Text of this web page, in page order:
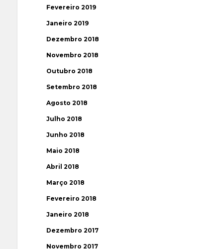
Fevereiro 2019
Janeiro 2019
Dezembro 2018
Novembro 2018
Outubro 2018
Setembro 2018
Agosto 2018
Julho 2018
Junho 2018
Maio 2018
Abril 2018
Março 2018
Fevereiro 2018
Janeiro 2018
Dezembro 2017
Novembro 2017